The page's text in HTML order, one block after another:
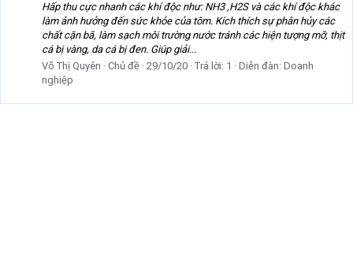
Hấp thu cực nhanh các khí độc như: NH3 ,H2S và các khí độc khác
làm ảnh hưởng đến sức khỏe của tôm. Kích thích sự phân hủy các
chất cặn bã, làm sạch môi trường nước tránh các hiện tượng mỡ, thịt
cá bị vàng, da cá bị đen. Giúp giải...
Võ Thị Quyên
Chủ đề 29/10/20 Trả lời: 1 Diễn đàn: Doanh
nghiệp